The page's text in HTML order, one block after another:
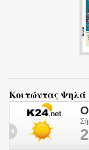
Κοιτώντας Ψηλά